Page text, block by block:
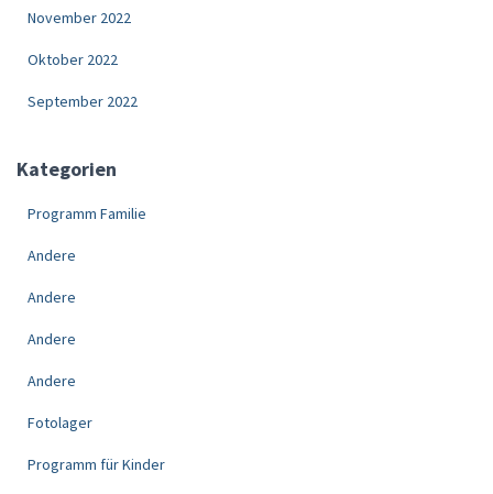
November 2022
Oktober 2022
September 2022
Kategorien
Programm Familie
Andere
Andere
Andere
Andere
Fotolager
Programm für Kinder